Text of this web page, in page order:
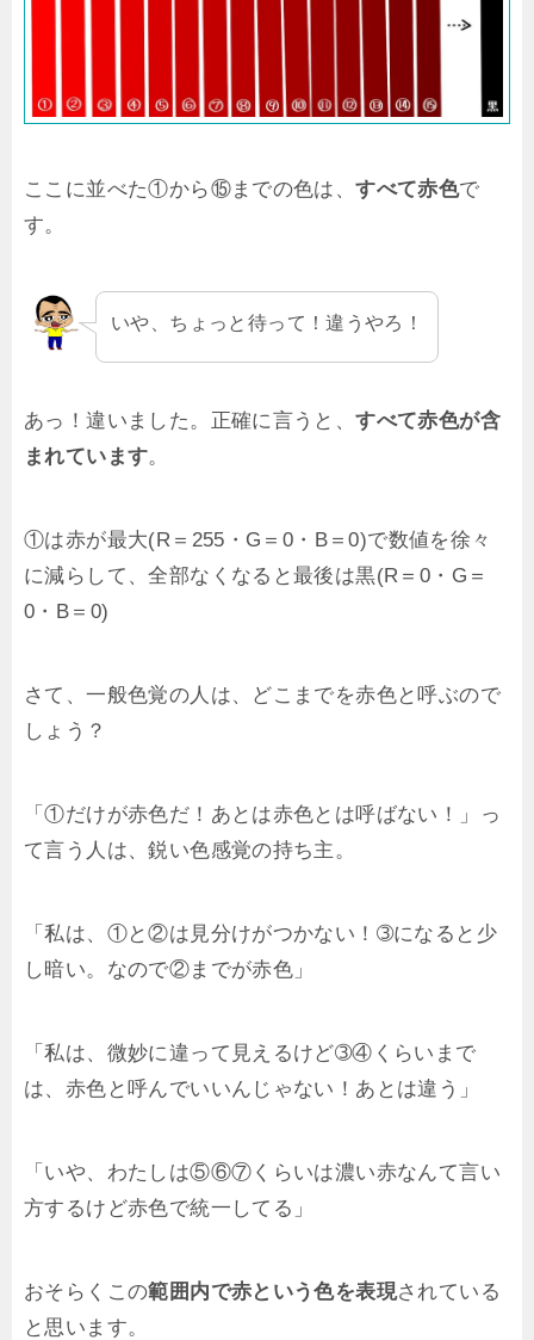
ここに並べた①から⑮までの色は、すべて赤色で
す。
いや、ちょっと待って！違うやろ！
あっ！違いました。正確に言うと、すべて赤色が含
まれています。
①は赤が最大(R＝255・G＝0・B＝0)で数値を徐々
に減らして、全部なくなると最後は黒(R＝0・G＝
0・B＝0)
さて、一般色覚の人は、どこまでを赤色と呼ぶので
しょう？
「①だけが赤色だ！あとは赤色とは呼ばない！」っ
て言う人は、鋭い色感覚の持ち主。
「私は、①と②は見分けがつかない！➂になると少
し暗い。なので②までが赤色」
「私は、微妙に違って見えるけど➂④くらいまで
は、赤色と呼んでいいんじゃない！あとは違う」
「いや、わたしは⑤⑥⑦くらいは濃い赤なんて言い
方するけど赤色で統一してる」
おそらくこの範囲内で赤という色を表現されている
と思います。